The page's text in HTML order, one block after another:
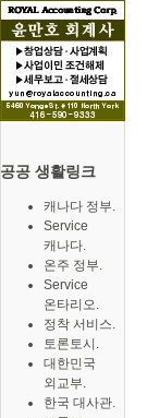
공공 생활링크
캐나다 정부.
Service
캐나다.
온주 정부.
Service
온타리오.
정착 서비스.
토론토시.
대한민국
외교부.
한국 대사관.